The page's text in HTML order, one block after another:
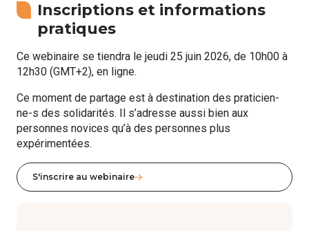
Inscriptions et informations
pratiques
Ce webinaire se tiendra le jeudi 25 juin 2026, de 10h00 à
12h30 (GMT+2), en ligne.
Ce moment de partage est à destination des praticien-
ne-s des solidarités. Il s’adresse aussi bien aux
personnes novices qu’à des personnes plus
expérimentées.
S'inscrire au webinaire